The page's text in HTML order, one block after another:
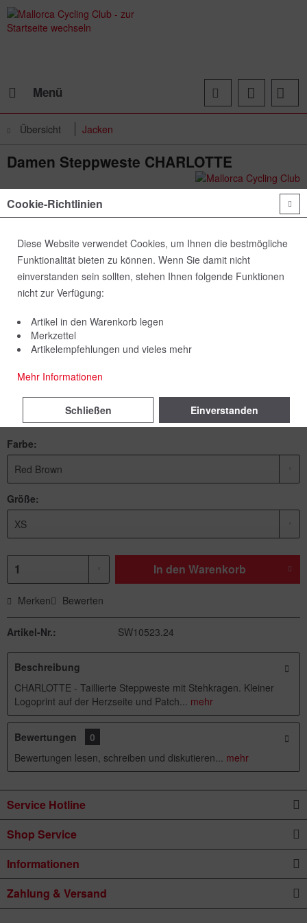
Menü
Übersicht Jacken
Damen Steppweste CHARLOTTE
89,00 € *
inkl. MwSt.zzgl. Versandkosten
Lieferzeit 7 Werktage
Farbe:
Größe:
In den Warenkorb
Merken Bewerten
Artikel-Nr.: SW10523.24
Beschreibung
CHARLOTTE - Taillierte Steppweste mit Stehkragen. Kleiner
Logoprint auf der Herzseite und Patch... mehr
Bewertungen
0
Bewertungen lesen, schreiben und diskutieren... mehr
Service Hotline
Shop Service
Informationen
Zahlung & Versand
Cookie-Richtlinien
Diese Website verwendet Cookies, um Ihnen die bestmögliche
Funktionalität bieten zu können. Wenn Sie damit nicht
einverstanden sein sollten, stehen Ihnen folgende Funktionen
nicht zur Verfügung:
Artikel in den Warenkorb legen
Merkzettel
Artikelempfehlungen und vieles mehr
Mehr Informationen
Einverstanden
Schließen